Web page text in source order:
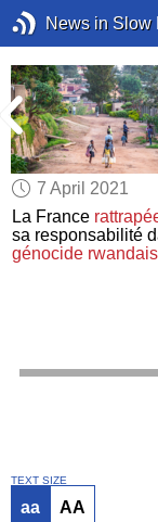
News in Slow
7 April 2021
La France
sa responsabilité
génocide rwandais
TEXT SIZE
aa AA